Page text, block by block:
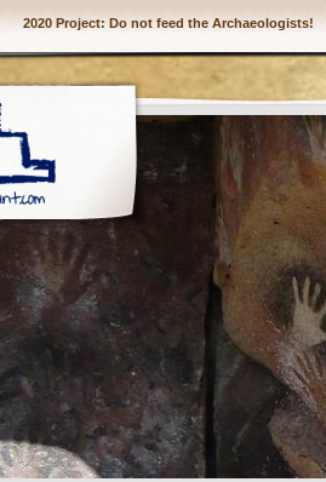
2020 Project: Do not feed the Archaeologists!